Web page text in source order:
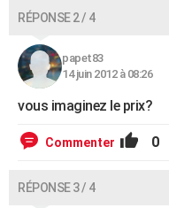
RÉPONSE 2 / 4
papet83
14 juin 2012 à 08:26
vous imaginez le prix?
Commenter 0
RÉPONSE 3 / 4